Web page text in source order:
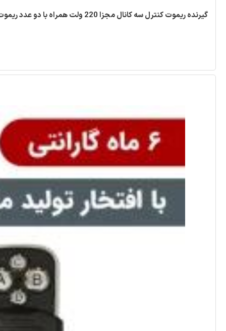
گیرنده ریموت کنترل سه کانال مجزا 220 ولت همراه با دو عدد ریموت [ مد ABC ]